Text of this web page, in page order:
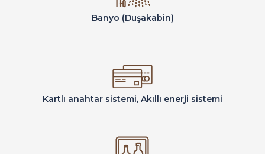
Banyo (Duşakabin)
Kartlı anahtar sistemi, Akıllı enerji sistemi